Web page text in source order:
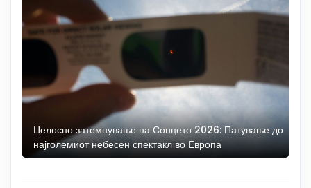
Целосно затемнување на Сонцето 2026: Патување до
најголемиот небесен спектакл во Европа